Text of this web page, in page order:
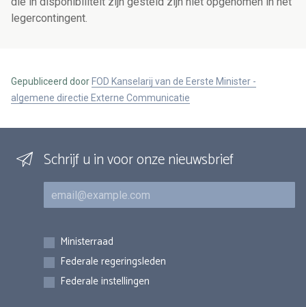
legercontingent.
Gepubliceerd door FOD Kanselarij van de Eerste Minister -
algemene directie Externe Communicatie
Schrijf u in voor onze nieuwsbrief
E-mail
Inschrijvingen
Ministerraad
Federale regeringsleden
Federale instellingen